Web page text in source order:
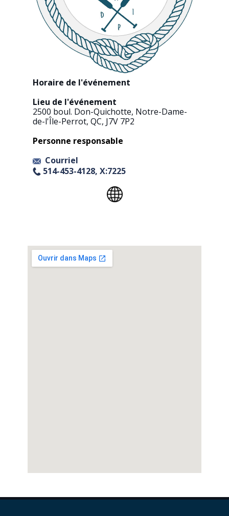
Horaire de l'événement​
Lieu de l'événement​
2500 boul. Don-Quichotte, Notre-Dame-
de-l'Île-Perrot, QC, J7V 7P2
Personne responsable
Courriel
514-453-4128, X:7225